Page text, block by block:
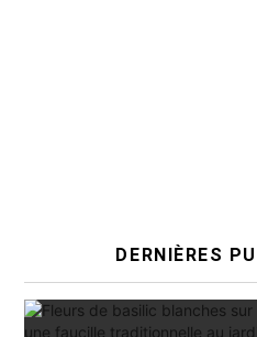
DERNIÈRES